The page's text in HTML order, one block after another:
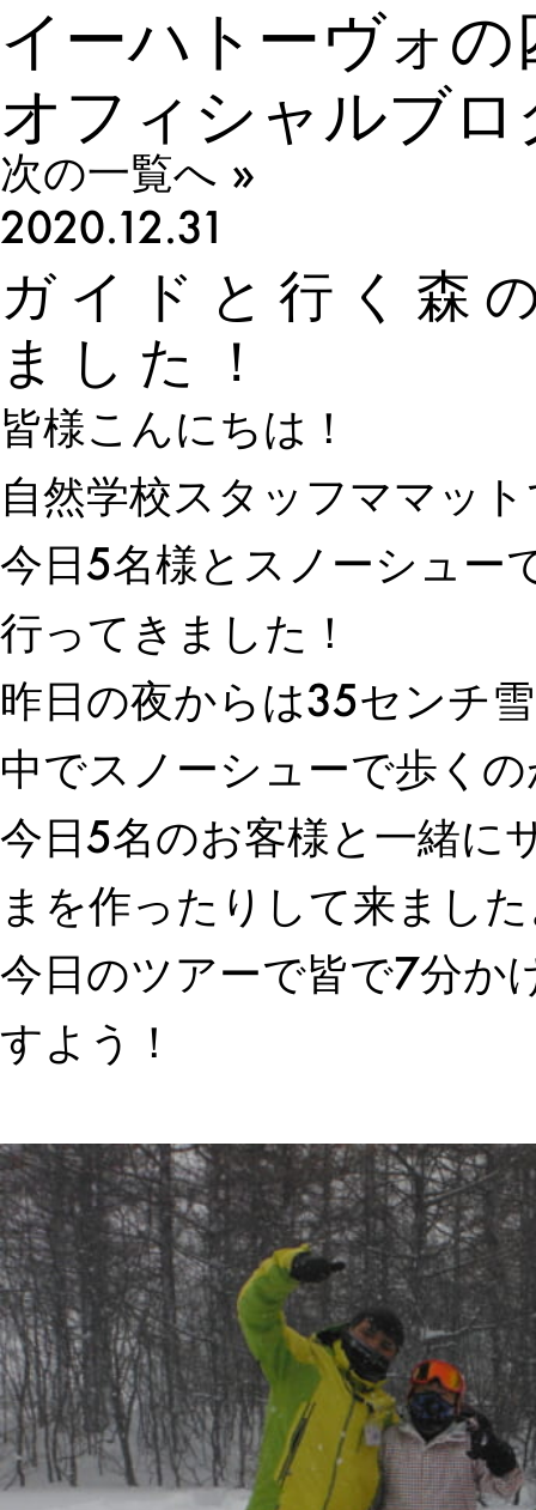
イーハトーヴォ
オフィシャルブロ
次の一覧へ »
2020.12.31
ガイドと行く森
ました！
皆様こんにちは！
自然学校スタッフママッ
今日5名様とスノーシュー
行ってきました！
昨日の夜からは35センチ
中でスノーシューで歩く
今日5名のお客様と一緒に
まを作ったりして来まし
今日のツアーで皆で7分か
すよう！